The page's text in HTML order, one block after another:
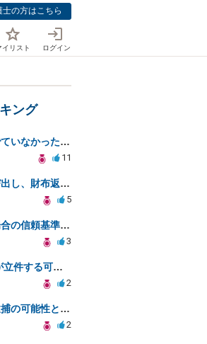
士の方はこちら
イリスト ログイン
ング
自首するも被害届けがでていなかった場合
11
警察から窃盗の件で呼び出し、財布返却で自首すべきか？
5
弁護士の意見が異なる場合の信頼基準について教えてください
3
LINEで会社批判、警察が立件する可能性は？
2
盗撮行為の後日捜査や逮捕の可能性と初動対応について
2